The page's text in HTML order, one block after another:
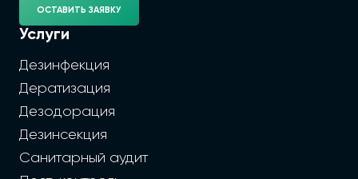
ОСТАВИТЬ ЗАЯВКУ
Услуги
Дезинфекция
Дератизация
Дезодорация
Дезинсекция
Санитарный аудит